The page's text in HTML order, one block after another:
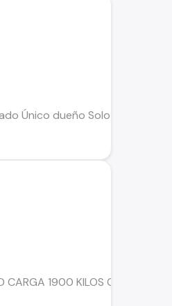
Único dueño Solo reales
1900 KILOS CAPACIDAD